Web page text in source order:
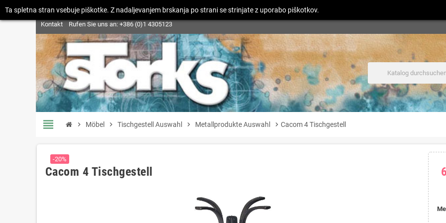
Kontakt Rufen Sie uns an: +386 (0)1 4305123
view_headline chevron_right Möbel chevron_right Tischgestell Auswahl chevron_right Metallprodukte Auswahl chevron_right Cacom 4 Tischgestell
Cacom 4 Tischgestell
-20%
Ta spletna stran vsebuje piškotke. Z nadaljevanjem brskanja po strani se strinjate z uporabo piškotkov.